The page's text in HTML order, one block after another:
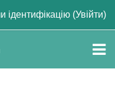
ідентифікацію (Увійти)